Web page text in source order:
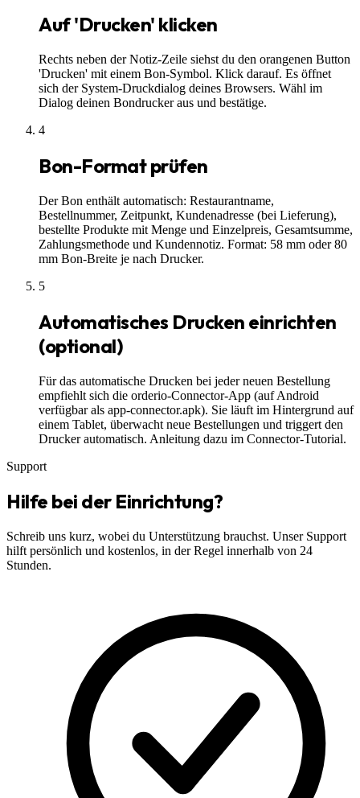
Auf 'Drucken' klicken
Rechts neben der Notiz-Zeile siehst du den orangenen Button
'Drucken' mit einem Bon-Symbol. Klick darauf. Es öffnet
sich der System-Druckdialog deines Browsers. Wähl im
Dialog deinen Bondrucker aus und bestätige.
4
Bon-Format prüfen
Der Bon enthält automatisch: Restaurantname,
Bestellnummer, Zeitpunkt, Kundenadresse (bei Lieferung),
bestellte Produkte mit Menge und Einzelpreis, Gesamtsumme,
Zahlungsmethode und Kundennotiz. Format: 58 mm oder 80
mm Bon-Breite je nach Drucker.
5
Automatisches Drucken einrichten
(optional)
Für das automatische Drucken bei jeder neuen Bestellung
empfiehlt sich die orderio-Connector-App (auf Android
verfügbar als app-connector.apk). Sie läuft im Hintergrund auf
einem Tablet, überwacht neue Bestellungen und triggert den
Drucker automatisch. Anleitung dazu im Connector-Tutorial.
Support
Hilfe bei der Einrichtung?
Schreib uns kurz, wobei du Unterstützung brauchst. Unser Support
hilft persönlich und kostenlos, in der Regel innerhalb von 24
Stunden.